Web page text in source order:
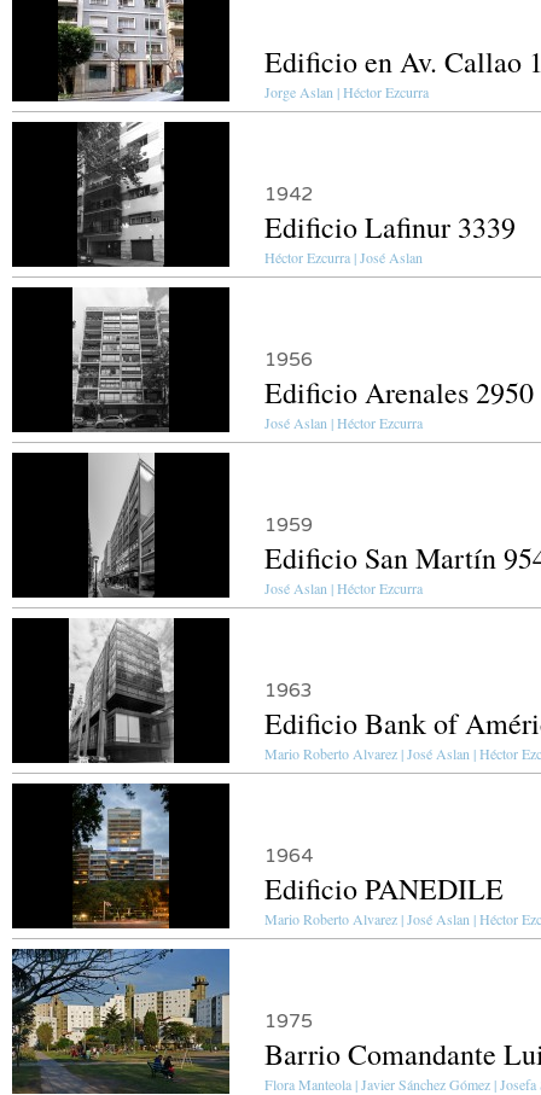
Edificio en Av. Callao
Jorge Aslan | Héctor Ezcurra
1942
Edificio Lafinur 3339
Héctor Ezcurra | José Aslan
1956
Edificio Arenales 2950
José Aslan | Héctor Ezcurra
1959
Edificio San Martín
José Aslan | Héctor Ezcurra
1963
Edificio Bank of
Mario Roberto Alvarez | José Aslan | Héctor
1964
Edificio PANEDILE
Mario Roberto Alvarez | José Aslan | Héctor
1975
Barrio Comandante
Flora Manteola | Javier Sánchez Gómez |